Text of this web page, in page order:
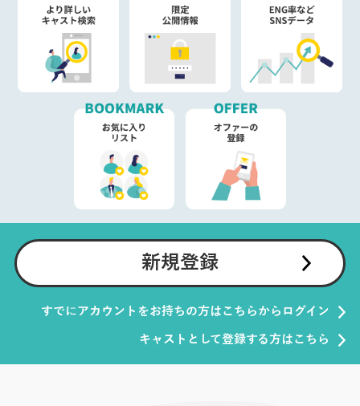
新規登録
すでにアカウントをお持ちの方はこちらからログイン
キャストとして登録する方はこちら